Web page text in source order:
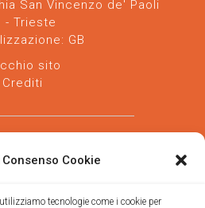
Cookie
tecnologie come i cookie per
San Vincenzo de' Paoli
- Trieste
GB
sito
Crediti